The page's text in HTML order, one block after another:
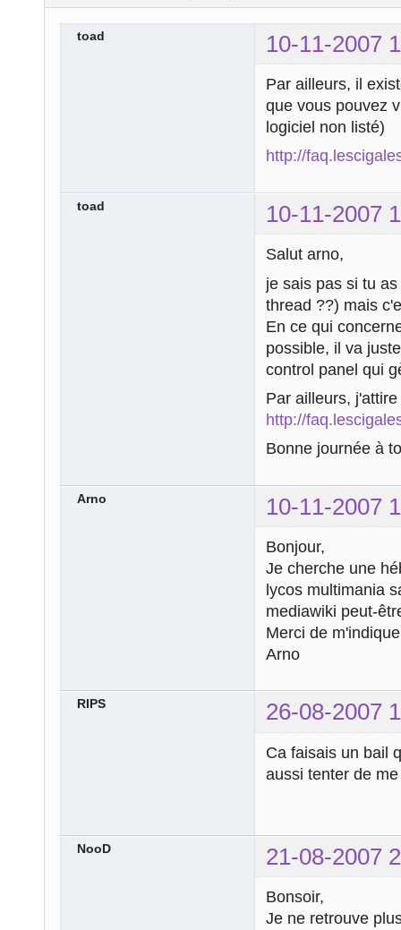
toad 10-11-2007
Par ailleurs, il
que vous pouvez
logiciel non listé)
http://
toad 10-11-2007
Salut arno,
je sais pas si tu
thread ??) mais
En ce qui
possible, il va
control panel qui
Par ailleurs,
http://
Bonne journée à
Arno 10-11-2007
Bonjour,
Je cherche une
lycos multimania
mediawiki peut-
Merci de
Arno
RIPS 26-08-2007
Ca faisais un bail
aussi tenter de
NooD 21-08-2007
Bonsoir,
Je ne retrouve